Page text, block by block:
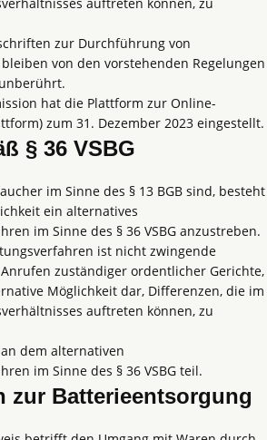
zur Durchführung von
von den vorstehenden Regelungen
hat die Plattform zur Online-
zum 31. Dezember 2023 eingestellt.
§ 36 VSBG
im Sinne des § 13 BGB sind, besteht
ein alternatives
im Sinne des § 36 VSBG anzustreben.
ist nicht zwingende
zuständiger ordentlicher Gerichte,
Möglichkeit dar, Differenzen, die im
auftreten können, zu
dem alternativen
im Sinne des § 36 VSBG teil.
zur Batterieentsorgung